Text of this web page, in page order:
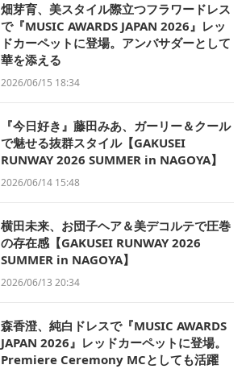
畑芽育、美スタイル際立つフラワードレス
で『MUSIC AWARDS JAPAN 2026』レッ
ドカーペットに登場。アンバサダーとして
華を添える
2026/06/15 18:34
『今日好き』藤田みあ、ガーリー＆クール
で魅せる抜群スタイル【GAKUSEI
RUNWAY 2026 SUMMER in NAGOYA】
2026/06/14 15:48
横田未来、お団子ヘア＆美デコルテで圧巻
の存在感【GAKUSEI RUNWAY 2026
SUMMER in NAGOYA】
2026/06/13 20:34
森香澄、純白ドレスで『MUSIC AWARDS
JAPAN 2026』レッドカーペットに登場。
Premiere Ceremony MCとしても活躍